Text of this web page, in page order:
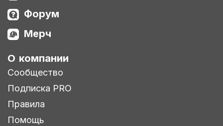
Форум
Мерч
О компании
Сообщество
Подписка PRO
Правила
Помощь